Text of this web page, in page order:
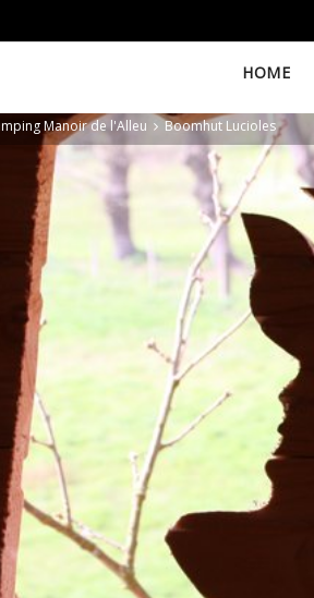
HOME
Manoir de l'Alleu Boomhut Lucioles